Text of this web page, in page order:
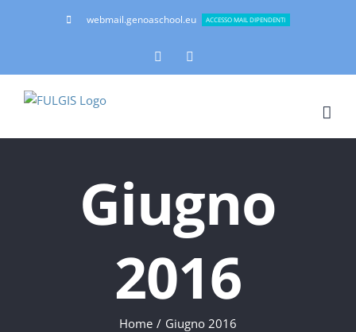
webmail.genoaschool.eu ACCESSO MAIL DIPENDENTI
Facebook
Giugno
2016
Home Giugno 2016